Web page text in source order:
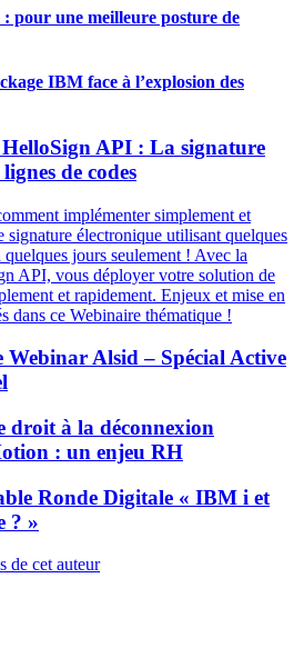
pour une meilleure posture de
IBM face à l’explosion des
API : La signature
de codes
implémenter simplement et
signature électronique utilisant quelques
jours seulement ! Avec la
API, vous déployer votre solution de
et rapidement. Enjeux et mise en
dans ce Webinaire thématique !
Webinar Alsid – Spécial Active
droit à la déconnexion
: un enjeu RH
Ronde Digitale « IBM i et
? »
de cet auteur